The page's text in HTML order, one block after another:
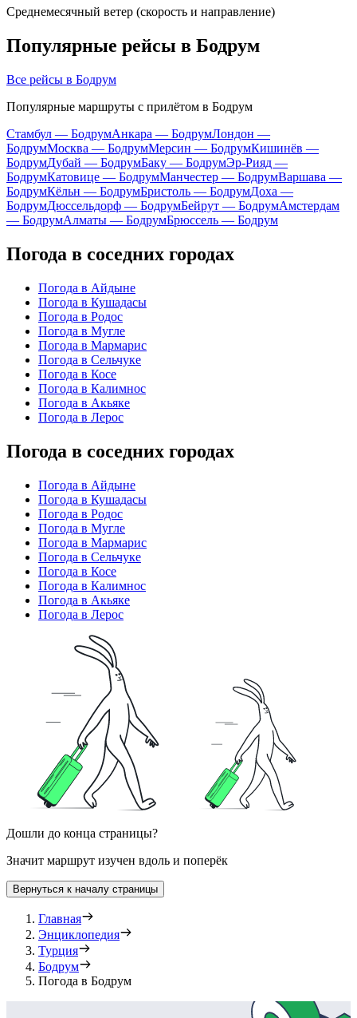
Среднемесячный ветер (скорость и направление)
Популярные рейсы в Бодрум
Все рейсы в Бодрум
Популярные маршруты с прилётом в Бодрум
Стамбул — БодрумАнкара — БодрумЛондон —
БодрумМосква — БодрумМерсин — БодрумКишинёв —
БодрумДубай — БодрумБаку — БодрумЭр-Рияд —
БодрумКатовице — БодрумМанчестер — БодрумВаршава —
БодрумКёльн — БодрумБристоль — БодрумДоха —
БодрумДюссельдорф — БодрумБейрут — БодрумАмстердам
— БодрумАлматы — БодрумБрюссель — Бодрум
Погода в соседних городах
Погода в Айдыне
Погода в Кушадасы
Погода в Родос
Погода в Мугле
Погода в Мармарис
Погода в Сельчуке
Погода в Косе
Погода в Калимнос
Погода в Акьяке
Погода в Лерос
Погода в соседних городах
Погода в Айдыне
Погода в Кушадасы
Погода в Родос
Погода в Мугле
Погода в Мармарис
Погода в Сельчуке
Погода в Косе
Погода в Калимнос
Погода в Акьяке
Погода в Лерос
Дошли до конца страницы?
Значит маршрут изучен вдоль и поперёк
Вернуться к началу страницы
Главная
Энциклопедия
Турция
Бодрум
Погода в Бодрум